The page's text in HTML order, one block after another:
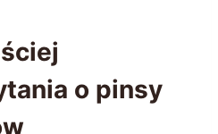
o pinsy